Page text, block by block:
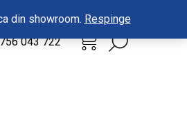
din showroom. Respinge
043 722